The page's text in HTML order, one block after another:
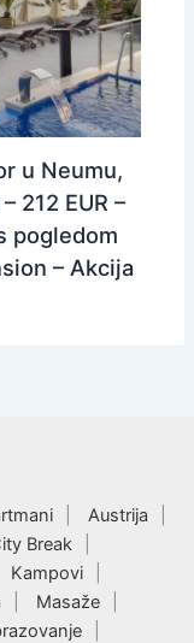
u Neumu,
212 EUR –
pogledom
– Akcija
Austrija
Break
Kampovi
Masaže